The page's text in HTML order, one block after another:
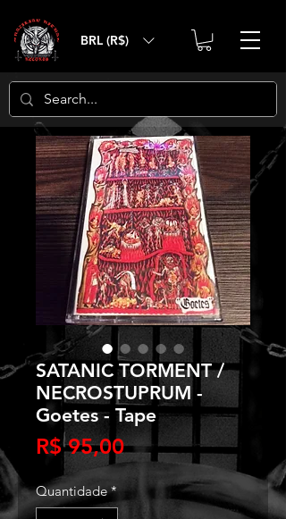
BRL (R$)
SATANIC TORMENT /
NECROSTUPRUM -
Goetes - Tape
R$ 95,00Preço
Quantidade *